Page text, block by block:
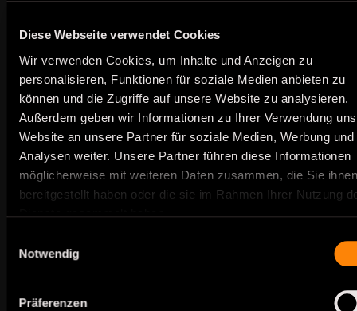
Diese Webseite verwendet Cookies
Wir verwenden Cookies, um Inhalte und Anzeigen zu
personalisieren, Funktionen für soziale Medien anbieten zu
können und die Zugriffe auf unsere Website zu analysieren.
Außerdem geben wir Informationen zu Ihrer Verwendung
Website an unsere Partner für soziale Medien, Werbung und
Analysen weiter. Unsere Partner führen diese Informationen
möglicherweise mit weiteren Daten zusammen, die Sie ihnen
bereitgestellt haben oder die sie im Rahmen Ihrer Nutzung
Dienste gesammelt haben.
Notwendig
Präferenzen
Verpflichtungen, die aus Online-
Informationen sind unter dem
folgenden Link verfügbar:
http://ec.europa.eu/consumers/odr. Zur
Teilnahme an einem
Streitbeilegungsverfahren vor einer
Verbraucherschlichtungsstelle sind wir
weder bereit noch verpflichtet.
Widerrufsbelehrung
Verbraucher ist jede natürliche Person, die ein
weder ihrer gewerblichen noch ihrer selbständigen
beruflichen Tätigkeit zugerechnet werden können.